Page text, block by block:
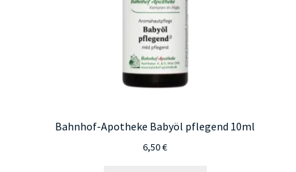
Bahnhof-Apotheke Babyöl pflegend 10ml
6,50€